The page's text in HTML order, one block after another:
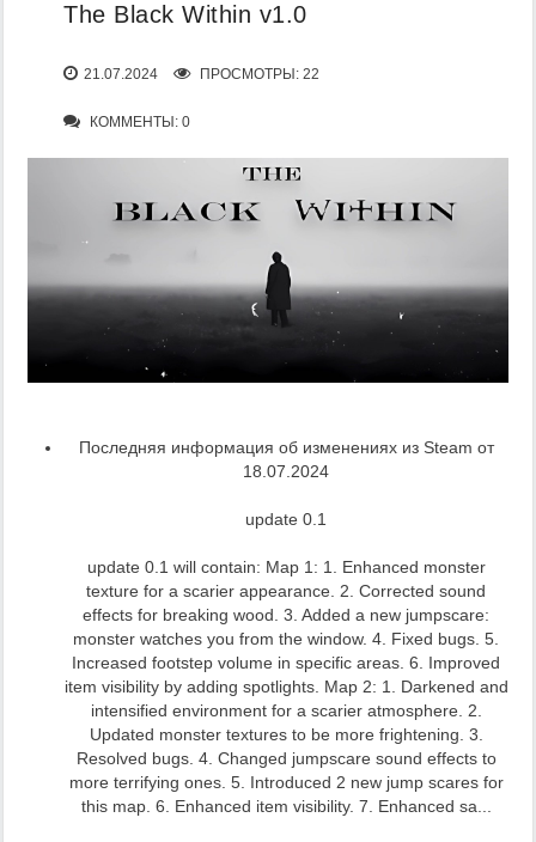
The Black Within v1.0
21.07.2024 ПРОСМОТРЫ: 22
КОММЕНТЫ: 0
Последняя информация об изменениях из Steam от
18.07.2024
update 0.1
update 0.1 will contain: Map 1: 1. Enhanced monster
texture for a scarier appearance. 2. Corrected sound
effects for breaking wood. 3. Added a new jumpscare:
monster watches you from the window. 4. Fixed bugs. 5.
Increased footstep volume in specific areas. 6. Improved
item visibility by adding spotlights. Map 2: 1. Darkened and
intensified environment for a scarier atmosphere. 2.
Updated monster textures to be more frightening. 3.
Resolved bugs. 4. Changed jumpscare sound effects to
more terrifying ones. 5. Introduced 2 new jump scares for
this map. 6. Enhanced item visibility. 7. Enhanced sa...